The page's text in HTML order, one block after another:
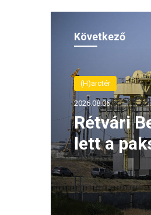
Következő
(H)arctér
2026.08.06.
Rétvári
lett a
(VIDEÓ)